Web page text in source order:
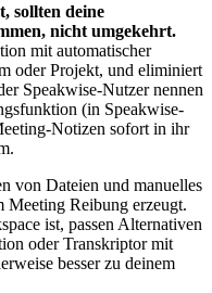
sollten deine
nicht umgekehrt.
mit automatischer
oder Projekt, und eliminiert
Speakwise-Nutzer nennen
(in Speakwise-
Notizen sofort in ihr
von Dateien und manuelles
Meeting Reibung erzeugt.
ist, passen Alternativen
oder Transkriptor mit
besser zu deinem